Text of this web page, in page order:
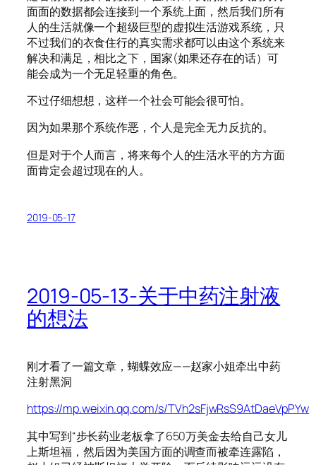
面面的数据都会连接到一个系统上面，然后我们所有
人的生活就像一个超级巨型的虚拟生活游戏系统，只
不过我们的衣食住行的真实需求都可以由这个系统来
解决和满足，相比之下，国家(如果还存在的话）可
能会成为一个无足轻重的角色。
不过仔细想想，这样一个社会可能会很可怕。
因为如果那个系统作恶，个人是完全无力反抗的。
但是对于个人而言，将来每个人的生活水平的方方面
面肯定会超过现在的人。
2019-05-17
2019-05-13-关于中药注射液
的想法
刚才看了一篇文章，蝴蝶效应——赵家小姐牵出中药
注射黑洞
https://mp.weixin.qq.com/s/TVh2sFjwRsS9AtDaeVpPYw
其中写到“步长药业老板拿了650万美金去给自己女儿
上斯坦福，然后因为美国方面的调查而被牵连露陷，